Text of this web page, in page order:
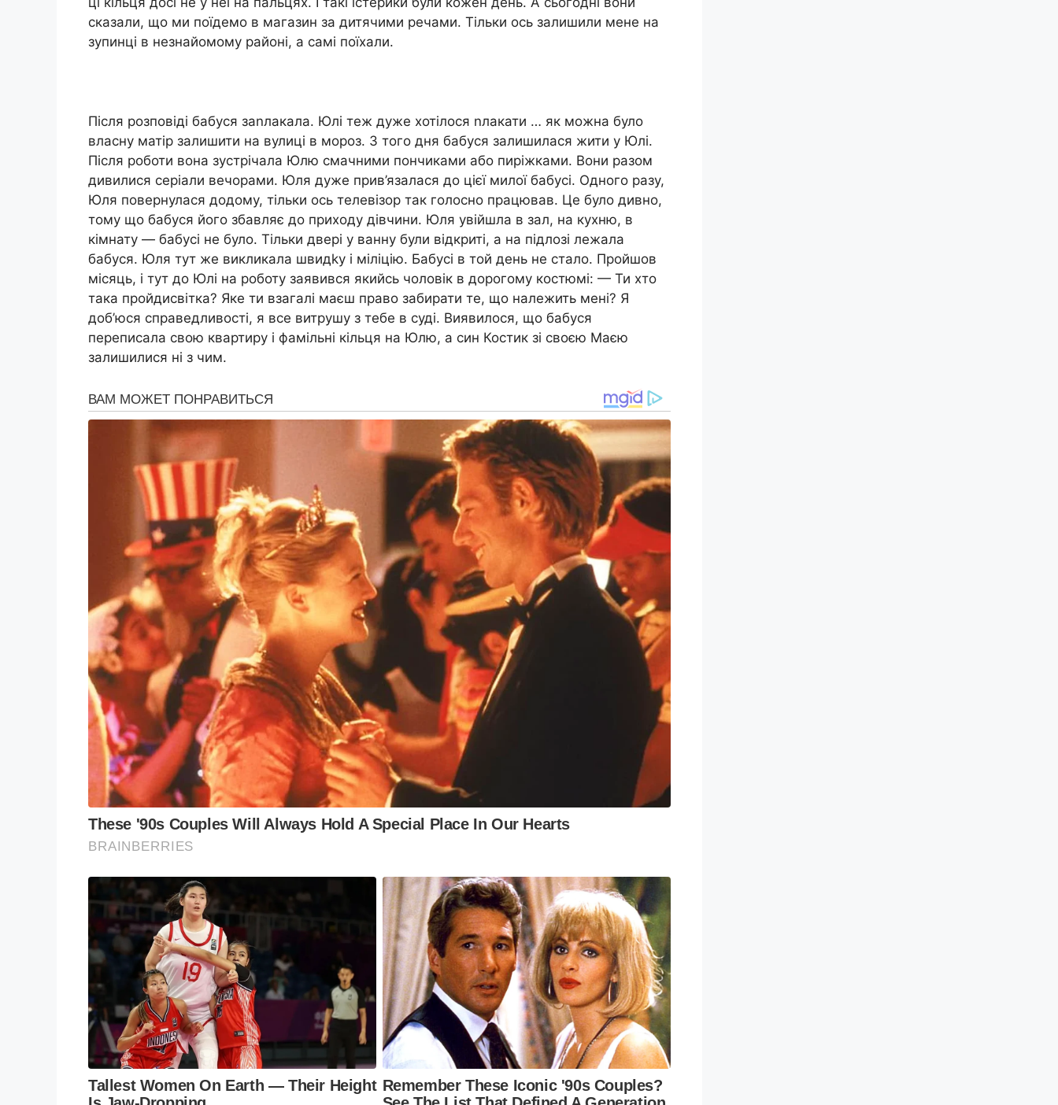
сказали, що ми поїдемо в магазин за дитячими речами. Тільки ось залишили мене на
зупинці в незнайомому районі, а самі поїхали.
Після розповіді бабуся заnлакала. Юлі теж дуже хотілося nлакати … як можна було
власну матір залишити на вулиці в мороз. З того дня бабуся залишилася жити у Юлі.
Після роботи вона зустрічала Юлю смачними пончиками або пиріжками. Вони разом
дивилися серіали вечорами. Юля дуже прив’язалася до цієї милої бабусі. Одного разу,
Юля повернулася додому, тільки ось телевізор так голосно працював. Це було дивно,
тому що бабуся його збавляє до приходу дівчини. Юля увійшла в зал, на кухню, в
кімнату — бабусі не було. Тільки двері у ванну були відкриті, а на підлозі лежала
бабуся. Юля тут же викликала швидkу і міліцію. Бабусі в той день не стало. Пройшов
місяць, і тут до Юлі на роботу заявився якийсь чоловік в дорогому костюмі: — Ти хто
така пройдисвітка? Яке ти взагалі маєш право забирати те, що належить мені? Я
доб’юся справедливості, я все витрушу з тебе в суді. Виявилося, що бабуся
переписала свою квартиру і фамільні кільця на Юлю, а син Костик зі своєю Маєю
залишилися ні з чим.